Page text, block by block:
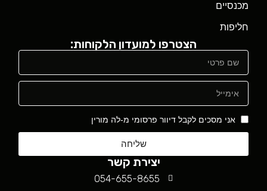
מכנסיים
חליפות
הצטרפו למועדון הלקוחות:
אני מסכים לקבל דיוור פרסומי מ-לה מורין
שליחה
יצירת קשר
054-655-8655